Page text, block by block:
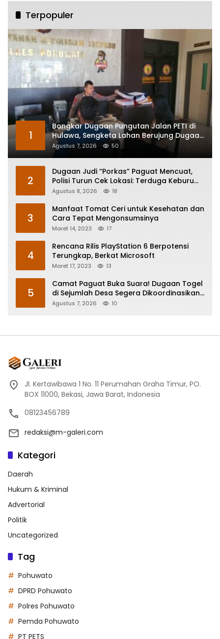
Terpopuler
1
Bongkar Dugaan Pungutan Jalan PETI di
Hulawa, Sengketa Lahan Berujung Dugaan
Pengeroyokan
Agustus 7, 2026 50
2
Dugaan Judi “Porkas” Paguat Mencuat,
Polisi Turun Cek Lokasi: Terduga Keburu
Menghilang
Agustus 8, 2026 18
3
Manfaat Tomat Ceri untuk Kesehatan dan
Cara Tepat Mengonsumsinya
Maret 14, 2023 17
4
Rencana Rilis PlayStation 6 Berpotensi
Terungkap, Berkat Microsoft
Maret 17, 2023 13
5
Camat Paguat Buka Suara! Dugaan Togel
di Sejumlah Desa Segera Dikoordinasikan
ke Polisi
Agustus 7, 2026 10
Jl. Kertawibawa 1 No. 11 Perumahan Graha Timur, PO.
BOX 11000, Bekasi, Jawa Barat, Indonesia
08123456789
redaksi@m-galeri.com
Kategori
Daerah
Hukum & Kriminal
Advertorial
Politik
Uncategorized
Tag
Pohuwato
DPRD Pohuwato
Polres Pohuwato
Pemda Pohuwato
PT PETS